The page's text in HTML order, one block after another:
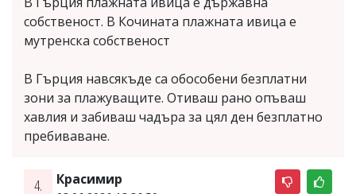
собственост. В Кочината плажната ивица е
мутренска собственост
В Гърция навсякъде са обособени безплатни
зони за плажуващите. Отиваш рано опъваш
хавлия и забиваш чадъра за цял ден безплатно
пребиваване.
4. Красимир